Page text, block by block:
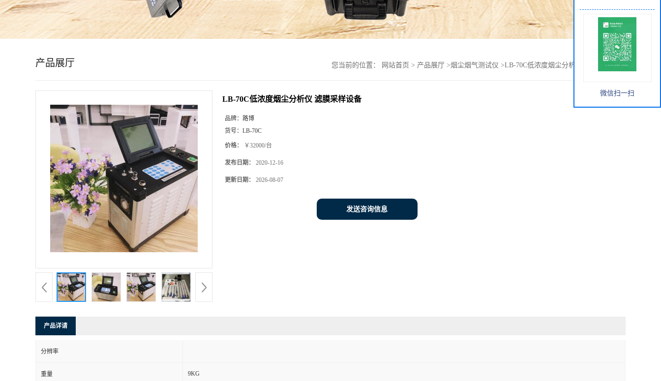
产品展厅 您当前的位置： 网站首页 > 产品展厅 >烟尘烟气测试仪 >LB-70C低浓度烟尘分析仪 滤膜采样设备
LB-70C低浓度烟尘分析仪 滤膜采样设备
品牌： 路博
货号： LB-70C
价格： ￥32000/台
发布日期： 2020-12-16
更新日期： 2026-08-07
发送咨询信息
产品详请
分辨率
重量 9KG
微信扫一扫